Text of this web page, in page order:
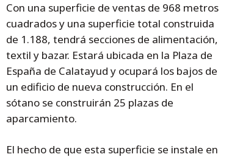
Con una superficie de ventas de 968 metros
cuadrados y una superficie total construida
de 1.188, tendrá secciones de alimentación,
textil y bazar. Estará ubicada en la Plaza de
España de Calatayud y ocupará los bajos de
un edificio de nueva construcción. En el
sótano se construirán 25 plazas de
aparcamiento.
El hecho de que esta superficie se instale en